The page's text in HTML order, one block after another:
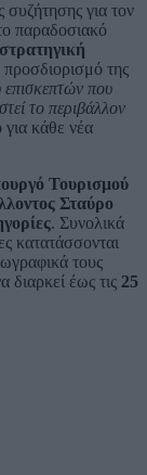
συζήτησης για τον
παραδοσιακό
της
επισκεπτών που
το περιβάλλον
για κάθε νέα
Τουρισμού
Σταύρο
. Συνολικά
κατατάσσονται
τους
διαρκεί έως τις 25